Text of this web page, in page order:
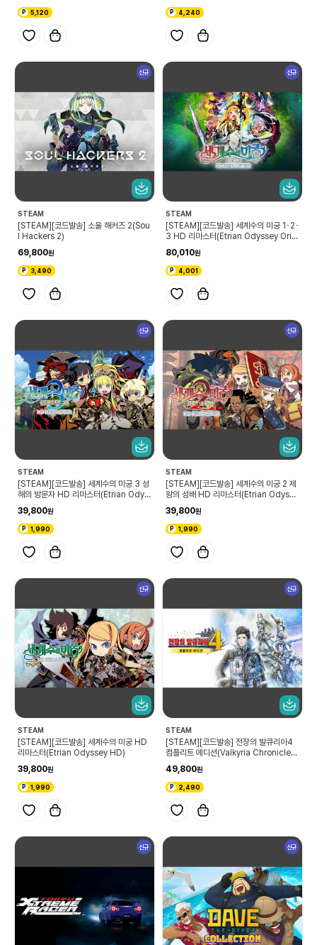
5,120 4,240
신규
STEAM
[STEAM][코드발송] 소울 해커즈 2(Sou
l Hackers 2)
69,800
3,490
신규
STEAM
[STEAM][코드발송] 세계수의 미궁 1･2･
3 HD 리마스터(Etrian Odyssey Origi
80,010
4,001
신규
STEAM
[STEAM][코드발송] 세계수의 미궁 3 성
해의 방문자 HD 리마스터(Etrian Odys
39,800
1,990
신규
STEAM
[STEAM][코드발송] 세계수의 미궁 2 제
왕의 성배 HD 리마스터(Etrian Odysse
39,800
1,990
신규
STEAM
[STEAM][코드발송] 세계수의 미궁 HD
리마스터(Etrian Odyssey HD)
39,800
1,990
신규
STEAM
[STEAM][코드발송] 전장의 발큐리아4
컴플리트 에디션(Valkyria Chronicles
49,800
2,490
신규 신규